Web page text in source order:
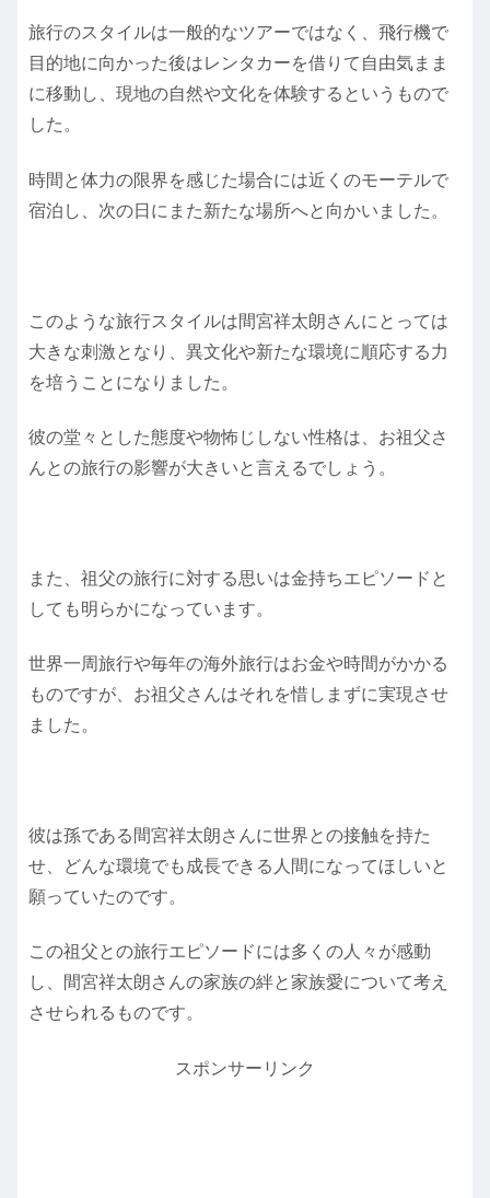
旅行のスタイルは一般的なツアーではなく、飛行機で
目的地に向かった後はレンタカーを借りて自由気まま
に移動し、現地の自然や文化を体験するというもので
した。
時間と体力の限界を感じた場合には近くのモーテルで
宿泊し、次の日にまた新たな場所へと向かいました。
このような旅行スタイルは間宮祥太朗さんにとっては
大きな刺激となり、異文化や新たな環境に順応する力
を培うことになりました。
彼の堂々とした態度や物怖じしない性格は、お祖父さ
んとの旅行の影響が大きいと言えるでしょう。
また、祖父の旅行に対する思いは金持ちエピソードと
しても明らかになっています。
世界一周旅行や毎年の海外旅行はお金や時間がかかる
ものですが、お祖父さんはそれを惜しまずに実現させ
ました。
彼は孫である間宮祥太朗さんに世界との接触を持た
せ、どんな環境でも成長できる人間になってほしいと
願っていたのです。
この祖父との旅行エピソードには多くの人々が感動
し、間宮祥太朗さんの家族の絆と家族愛について考え
させられるものです。
スポンサーリンク